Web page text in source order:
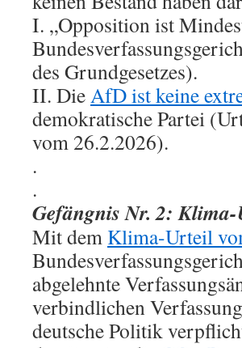
I. „Opposition ist
des Grundgesetzes).
II. DieAfD ist keine
demokratische Partei
vom 26.2.2026).
.
.
Gefängnis Nr. 2:
Mit dem Klima-Urteil
abgelehnte
verbindlichen
deutsche Politik